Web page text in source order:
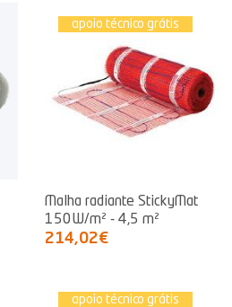
apoio técnico grátis
Malha radiante StickyMat
150W/m² - 4,5 m²
214,02€
apoio técnico grátis